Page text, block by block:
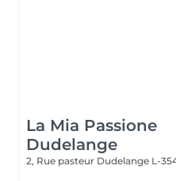
La Mia Passione
Dudelange
2, Rue pasteur Dudelange L-